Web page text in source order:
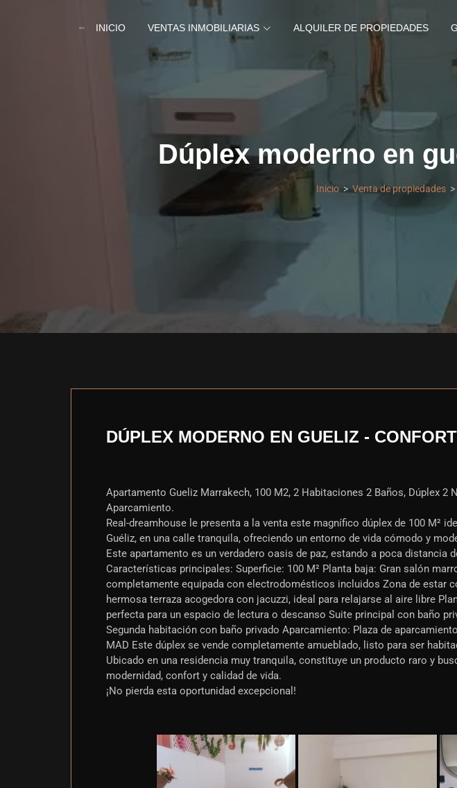
INICIO VENTAS INMOBILIARIAS ALQUILER DE PROPIEDADES
Dúplex moderno en
Inicio Venta de propiedades
DÚPLEX MODERNO EN GUELIZ -
Apartamento Gueliz Marrakech, 100 M2, 2 Habitaciones 2 Baños, Dúplex 2
Aparcamiento.
Real-dreamhouse le presenta a la venta este magnífico dúplex de 100 M²
Guéliz, en una calle tranquila, ofreciendo un entorno de vida cómodo y
Este apartamento es un verdadero oasis de paz, estando a poca distancia
Características principales: Superficie: 100 M² Planta baja: Gran salón
completamente equipada con electrodomésticos incluidos Zona de estar
hermosa terraza acogedora con jacuzzi, ideal para relajarse al aire libre
perfecta para un espacio de lectura o descanso Suite principal con baño
Segunda habitación con baño privado Aparcamiento: Plaza de
MAD Este dúplex se vende completamente amueblado, listo para ser
Ubicado en una residencia muy tranquila, constituye un producto raro y
modernidad, confort y calidad de vida.
¡No pierda esta oportunidad excepcional!